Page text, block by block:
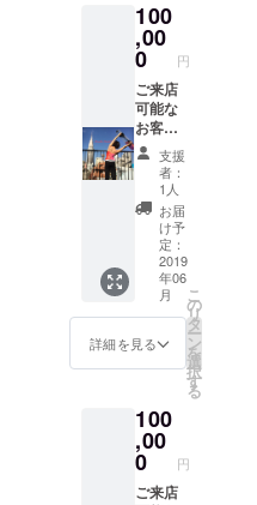
e』や
『Zoom
』を使
い、オ
ンライ
ンで
レッス
ンを行
いま
す。
kaoriの
デモン
スト
レー
ション
とご自
身の姿
を画像
で映
し、 同
ジオ空
間にい
るよう
な感覚
で、直
いま
す。
kaoriの
デモン
スト
レー
ション
とご自
身の姿
を画像
で映
し、 同
じスタ
ジオ空
間にい
るよう
で、直
接指導
す。 ６
０分or
９０分
のレッ
体幹ト
レーニ
ング、
美尻ト
レーニ
ング、
バラン
スト
レーニ
ング、
を
『Skyp
e』や
『Zoom
』を使
い、オ
ンで
レッス
す。
kaoriの
デモン
スト
レー
は、何
でも可
能で
す。 ご
来店不
可能な
お客様
へ、 ヨ
ガ（イ
ンド式
ヨ
ガ）、
ピラ
ティ
ス、
ルー
シー
ダット
体幹ト
レーニ
ング、
美尻ト
レーニ
も、 半
永久的
にに、
同料金
でご利
用頂け
ます。
（通常
は美尻
専門は
15,000
円にな
りま
す） レ
ンタル
ウェ
ア、バ
スタオ
能で
す。 水
（冷
水、常
温）も
な）、
パート
ナース
トレッ
チ、ス
ポーツ
整体な
ど、
マッ
サージ
の施術
を受け
て頂け
る、３
回分の
チケッ
トで
す。 ９
０分or
１２０
５０分
の中
で、ご
都合の
良い施
100
,00
0 円
ご来店
可能な
お客様
へ、 ヨ
ガ、ピ
ラティ
ス、
ルー
シー
ダット
ン、エ
アリア
ル（空
中）ヨ
ガ、体
幹ト
ング、
美尻ト
レーニ
ング、
バラン
支援
者：
1人
お届
け予
定：
2019
年06
月
詳細を見る
こ
の
リ
タ
ー
ン
を
選
択
す
る
100
,00
0 円
ご来店